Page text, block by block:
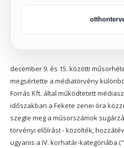
december 9. és 15. közötti
megsértette a médiatörvény
Forrás Kft. által működtetett
időszakban a Fekete zenei óra
szegte meg a műsorszámok
törvényi előírást - közölték,
ugyanis a IV. korhatár-kategóriába